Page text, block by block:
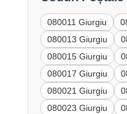
080011 Giurgiu
080013 Giurgiu
080015 Giurgiu
080017 Giurgiu
080021 Giurgiu
080023 Giurgiu